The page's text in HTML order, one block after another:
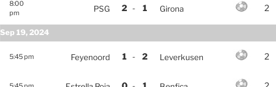
8:00
pm
PSG 2 - 1 Girona 2
Sep 19, 2024
5:45 pm Feyenoord 1 - 2 Leverkusen 2